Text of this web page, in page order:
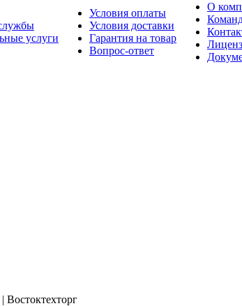
услуги
Условия оплаты
Условия доставки
Гарантия на товар
Вопрос-ответ
О